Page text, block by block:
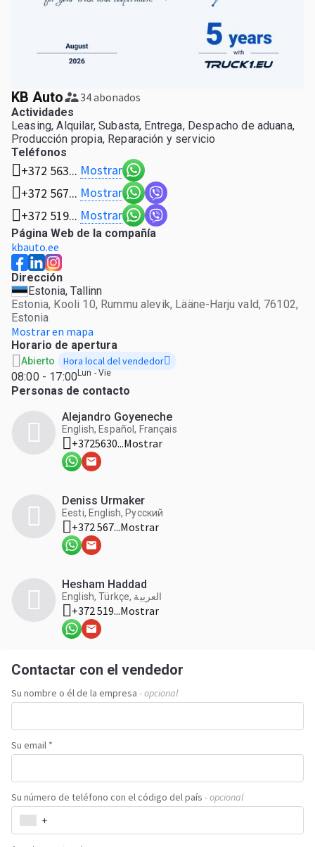
KB Auto 34 abonados
Actividades
Leasing, Alquilar, Subasta, Entrega, Despacho de aduana,
Producción propia, Reparación y servicio
Teléfonos
+372 563... Mostrar
+372 567... Mostrar
+372 519... Mostrar
Página Web de la compañía
kbauto.ee
Dirección
Estonia, Tallinn
Estonia, Kooli 10, Rummu alevik, Lääne-Harju vald, 76102,
Estonia
Mostrar en mapa
Horario de apertura
Abierto Hora local del vendedor
08:00 - 17:00Lun - Vie
Personas de contacto
Alejandro Goyeneche
English, Español, Français
+3725630...Mostrar
Deniss Urmaker
Eesti, English, Русский
+372 567...Mostrar
Hesham Haddad
English, Türkçe, العربية
+372 519...Mostrar
Contactar con el vendedor
Su nombre o él de la empresa - opcional
Su email *
Su número de teléfono con el código del país - opcional
+